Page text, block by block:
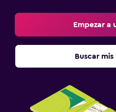
Empezar a
Buscar mis